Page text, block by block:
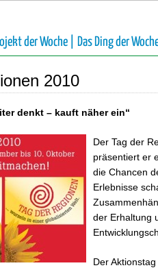
der Woche | Das Ding der Woche
2010
denkt – kauft näher ein“
Der Tag der
präsentiert er
die Chancen
Erlebnisse
der Erhaltung
Der